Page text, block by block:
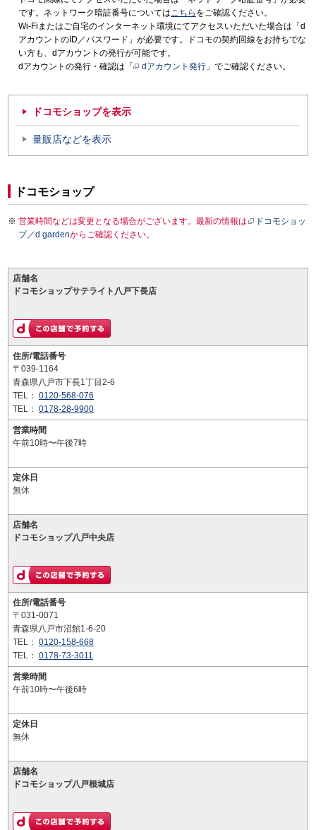
です。ネットワーク暗証番号についてはこちら をご確認ください。
Wi-Fiまたはご自宅のインターネット環境にてアクセスいただいた場合は「d
アカウントのID／パスワード」が必要です。ドコモの契約回線をお持ちでな
い方も、dアカウントの発行が可能です。
dアカウントの発行・確認は「
dアカウント発行 」でご確認ください。
ドコモショップを表示
量販店などを表示
ドコモショップ
営業時間などは変更となる場合がございます。最新の情報は
ドコモショッ
プ／d gardenからご確認ください。
店舗名
ドコモショップサテライト八戸下長店
住所/電話番号
〒039-1164
青森県八戸市下長1丁目2-6
TEL： 0120-568-076
TEL： 0178-28-9900
営業時間
午前10時〜午後7時
定休日
無休
店舗名
ドコモショップ八戸中央店
住所/電話番号
〒031-0071
青森県八戸市沼館1-6-20
TEL： 0120-158-668
TEL： 0178-73-3011
営業時間
午前10時〜午後6時
定休日
無休
店舗名
ドコモショップ八戸根城店